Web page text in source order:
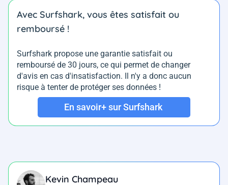
Avec Surfshark, vous êtes satisfait ou
remboursé !
Surfshark propose une garantie satisfait ou
remboursé de 30 jours, ce qui permet de changer
d'avis en cas d'insatisfaction. Il n'y a donc aucun
risque à tenter de protéger ses données !
En savoir+ sur Surfshark
Kevin Champeau